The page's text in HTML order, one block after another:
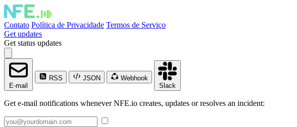
Contato Política de Privacidade Termos de Serviço
Get updates
Get status updates
E-mail
RSS JSON
Webhook
Slack
Get e-mail notifications whenever NFE.io creates, updates or resolves an incident: